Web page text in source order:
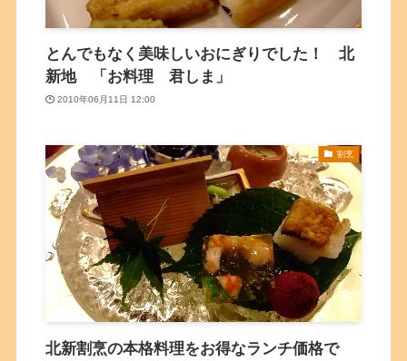
とんでもなく美味しいおにぎりでした！ 北
新地 「お料理 君しま」
2010年06月11日 12:00
割烹
北新割烹の本格料理をお得なランチ価格で